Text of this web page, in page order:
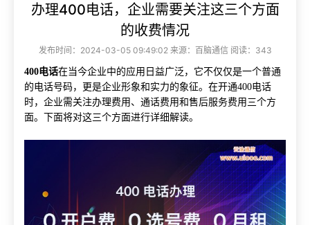
办理400电话，企业需要关注这三个方面
的收费情况
发布时间：2024-03-05 09:49:02 来源：百脑通信 阅读：343
400电话在当今企业中的应用日益广泛，它不仅仅是一个普通
的电话号码，更是企业形象和实力的象征。在开通400电话
时，企业需关注办理费用、通话费用和售后服务费用三个方
面。下面将对这三个方面进行详细解读。